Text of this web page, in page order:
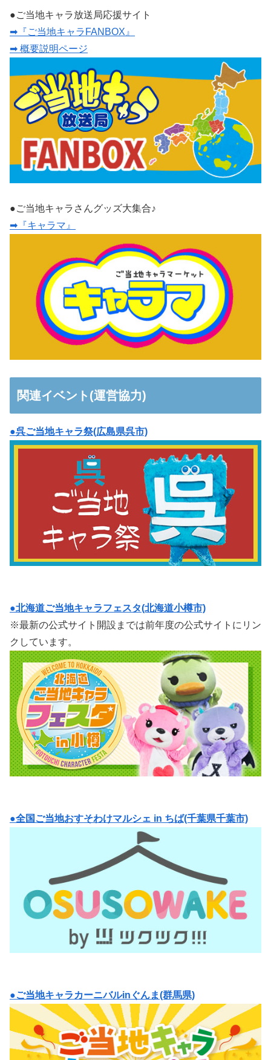
●ご当地キャラ放送局応援サイト
➡『ご当地キャラFANBOX』
➡ 概要説明ページ
●ご当地キャラさんグッズ大集合♪
➡『キャラマ』
関連イベント(運営協力)
●呉ご当地キャラ祭(広島県呉市)
●北海道ご当地キャラフェスタ(北海道小樽市)
※最新の公式サイト開設までは前年度の公式サイトにリン
クしています。
●全国ご当地おすそわけマルシェ in ちば(千葉県千葉市)
●ご当地キャラカーニバルinぐんま(群馬県)